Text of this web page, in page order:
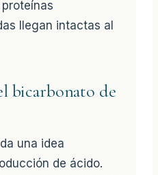
llegan intactas al
bicarbonato de
una idea
de ácido.